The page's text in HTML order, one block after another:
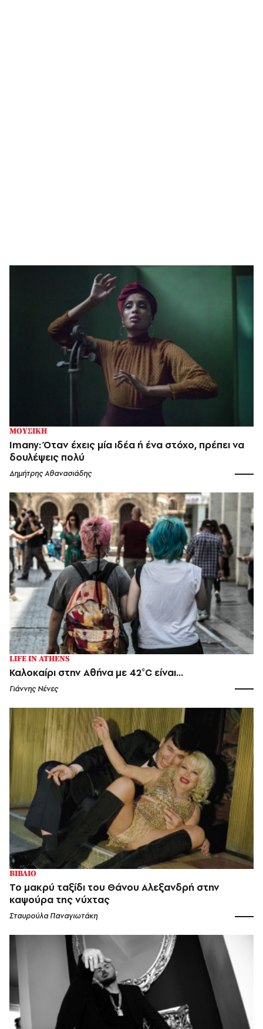
ΜΟΥΣΙΚΗ
Imany: Όταν έχεις μία ιδέα ή ένα στόχο, πρέπει να
δουλέψεις πολύ
Δημήτρης Αθανασιάδης
LIFE IN ATHENS
Καλοκαίρι στην Αθήνα με 42°C είναι...
Γιάννης Νένες
ΒΙΒΛΙΟ
Το μακρύ ταξίδι του Θάνου Αλεξανδρή στην
καψούρα της νύχτας
Σταυρούλα Παναγιωτάκη